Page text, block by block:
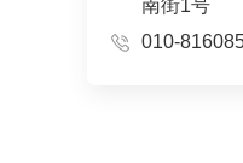
南街1号
010-